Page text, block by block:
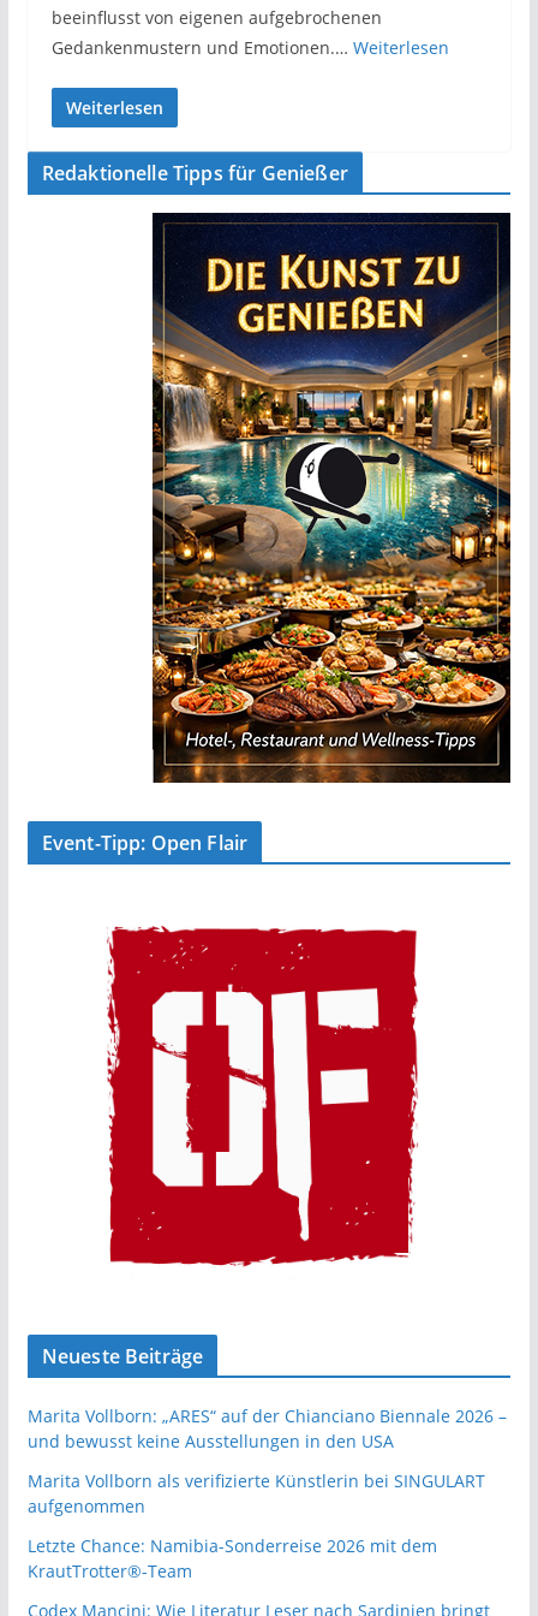
beeinflusst von eigenen aufgebrochenen
Gedankenmustern und Emotionen.… Weiterlesen
Weiterlesen
Redaktionelle Tipps für Genießer
Event-Tipp: Open Flair
Neueste Beiträge
Marita Vollborn: „ARES“ auf der Chianciano Biennale 2026 –
und bewusst keine Ausstellungen in den USA
Marita Vollborn als verifizierte Künstlerin bei SINGULART
aufgenommen
Letzte Chance: Namibia-Sonderreise 2026 mit dem
KrautTrotter®-Team
Codex Mancini: Wie Literatur Leser nach Sardinien bringt